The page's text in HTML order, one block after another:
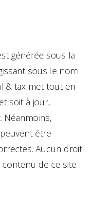
générée sous la
sous le nom
& tax met tout en
soit à jour,
Néanmoins,
être
Aucun droit
de ce site